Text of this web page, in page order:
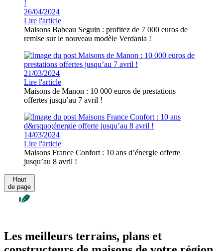
26/04/2024
Lire l'article
Maisons Babeau Seguin : profitez de 7 000 euros de
remise sur le nouveau modèle Verdania !
21/03/2024
Lire l'article
Maisons de Manon : 10 000 euros de prestations
offertes jusqu’au 7 avril !
14/03/2024
Lire l'article
Maisons France Confort : 10 ans d’énergie offerte
jusqu’au 8 avril !
Haut
de page
Les meilleurs terrains, plans et